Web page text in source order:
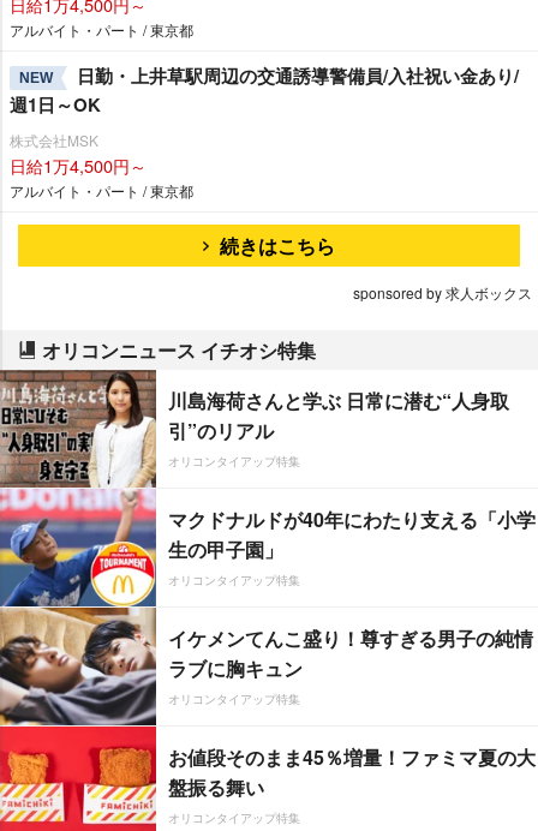
アルバイト・パート / 東京都
NEW
日勤・上井草駅周辺の交通誘導警備員/入社祝い金あり/
週1日～OK
株式会社MSK
日給1万4,500円～
アルバイト・パート / 東京都
続きはこちら
sponsored by 求人ボックス
オリコンニュース イチオシ特集
川島海荷さんと学ぶ 日常に潜む“人身取
引”のリアル
オリコンタイアップ特集
マクドナルドが40年にわたり支える「小学
生の甲子園」
オリコンタイアップ特集
イケメンてんこ盛り！尊すぎる男子の純情
ラブに胸キュン
オリコンタイアップ特集
お値段そのまま45％増量！ファミマ夏の大
盤振る舞い
オリコンタイアップ特集